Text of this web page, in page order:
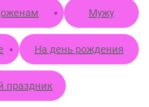
Мужу
На день рождения
праздник